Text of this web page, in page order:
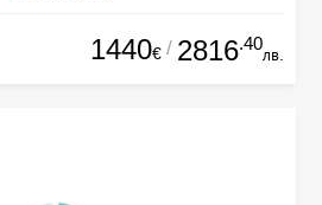
1440€ / 2816.40
лв.